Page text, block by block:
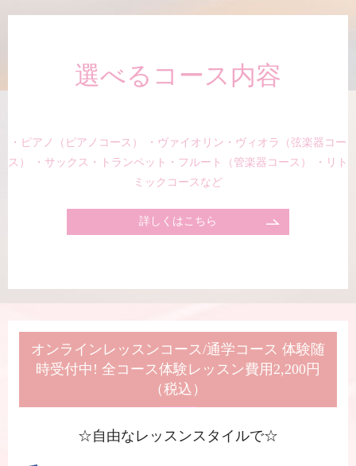
選べるコース内容
・ピアノ（ピアノコース） ・ヴァイオリン・ヴィオラ（弦楽器コー
ス） ・サックス・トランペット・フルート（管楽器コース） ・リト
ミックコースなど
詳しくはこちら
オンラインレッスンコース/通学コース 体験随
時受付中! 全コース体験レッスン費用2,200円
（税込）
☆自由なレッスンスタイルで☆